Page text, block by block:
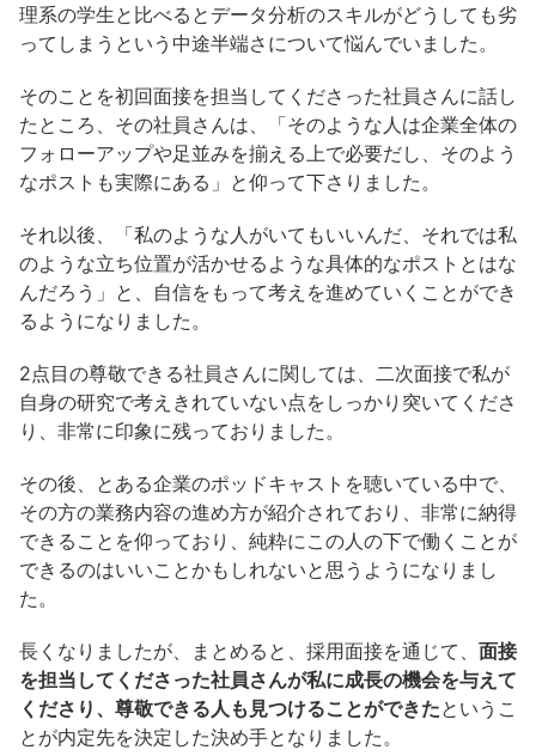
理系の学生と比べるとデータ分析のスキルがどうしても劣
ってしまうという中途半端さについて悩んでいました。
そのことを初回面接を担当してくださった社員さんに話し
たところ、その社員さんは、「そのような人は企業全体の
フォローアップや足並みを揃える上で必要だし、そのよう
なポストも実際にある」と仰って下さりました。
それ以後、「私のような人がいてもいいんだ、それでは私
のような立ち位置が活かせるような具体的なポストとはな
んだろう」と、自信をもって考えを進めていくことができ
るようになりました。
2点目の尊敬できる社員さんに関しては、二次面接で私が
自身の研究で考えきれていない点をしっかり突いてくださ
り、非常に印象に残っておりました。
その後、とある企業のポッドキャストを聴いている中で、
その方の業務内容の進め方が紹介されており、非常に納得
できることを仰っており、純粋にこの人の下で働くことが
できるのはいいことかもしれないと思うようになりまし
た。
長くなりましたが、まとめると、採用面接を通じて、 面接
を担当してくださった社員さんが私に成長の機会を与えて
くださり、尊敬できる人も見つけることができたというこ
とが内定先を決定した決め手となりました。